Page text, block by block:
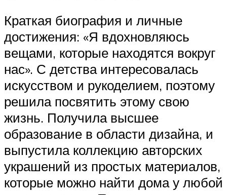
Краткая биография и личные
достижения: «Я вдохновляюсь
вещами, которые находятся вокруг
нас». С детства интересовалась
искусством и рукоделием, поэтому
решила посвятить этому свою
жизнь. Получила высшее
образование в области дизайна, и
выпустила коллекцию авторских
украшений из простых материалов,
которые можно найти дома у любой